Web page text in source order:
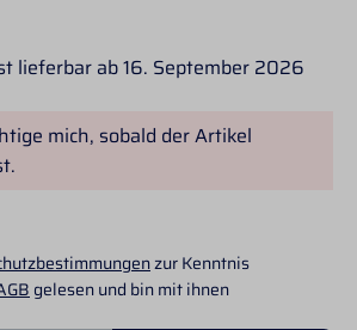
von 5 von 5 Sternen
lieferbar ab 16. September 2026
mich, sobald der Artikel
zur Kenntnis
gelesen und bin mit ihnen